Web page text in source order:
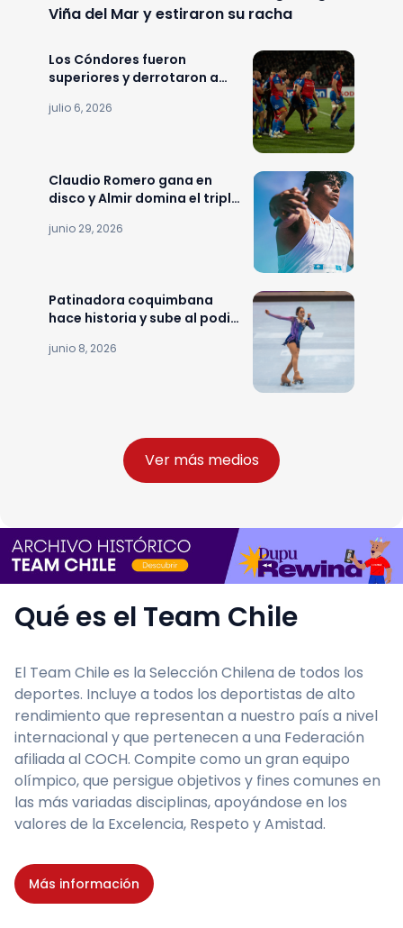
Viña del Mar y estiraron su racha
Los Cóndores fueron
superiores y derrotaron a
Nations Cup
julio 6, 2026
Claudio Romero gana en
disco y Almir domina el triple
junio 29, 2026
Patinadora coquimbana
hace historia y sube al podio
Patinaje
junio 8, 2026
Ver más medios
Qué es el Team Chile
El Team Chile es la Selección Chilena de todos los
deportes. Incluye a todos los deportistas de alto
rendimiento que representan a nuestro país a nivel
internacional y que pertenecen a una Federación
afiliada al COCH. Compite como un gran equipo
olímpico, que persigue objetivos y fines comunes en
las más variadas disciplinas, apoyándose en los
valores de la Excelencia, Respeto y Amistad.
Más información